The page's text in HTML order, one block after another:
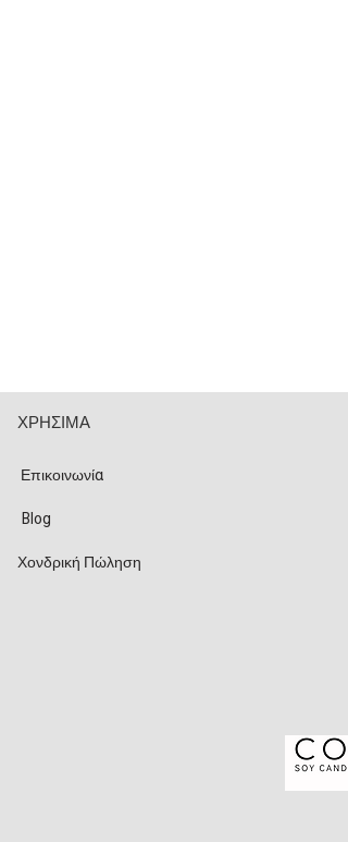
ΧΡΗΣΙΜΑ
Επικοινωνία
Blog
Χονδρική Πώληση